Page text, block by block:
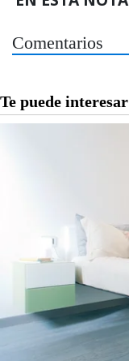
Comentarios